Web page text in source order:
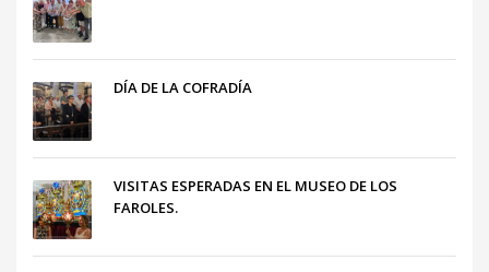
DÍA DE LA COFRADÍA
VISITAS ESPERADAS EN EL MUSEO DE LOS
FAROLES.